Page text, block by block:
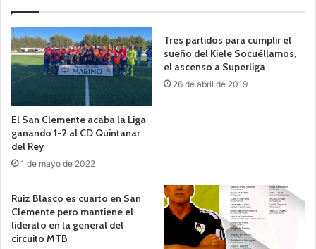
El San Clemente acaba la Liga
ganando 1-2 al CD Quintanar
del Rey
1 de mayo de 2022
Tres partidos para cumplir el
sueño del Kiele Socuéllamos,
el ascenso a Superliga
26 de abril de 2019
Ruiz Blasco es cuarto en San
Clemente pero mantiene el
liderato en la general del
circuito MTB